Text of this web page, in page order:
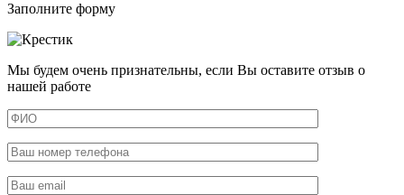
Заполните форму
Мы будем очень признательны, если Вы оставите отзыв о
нашей работе